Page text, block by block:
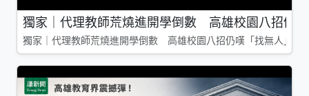
獨家｜代理教師荒燒進開學倒數 高雄校園八招仍
獨家｜代理教師荒燒進開學倒數 高雄校園八招仍嘆「找無人」